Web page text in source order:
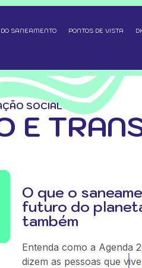
DO SANEAMENTO PONTOS DE VISTA
SOCIAL
E
O que o
futuro do
também
Entenda como a Agenda
dizem as pessoas que